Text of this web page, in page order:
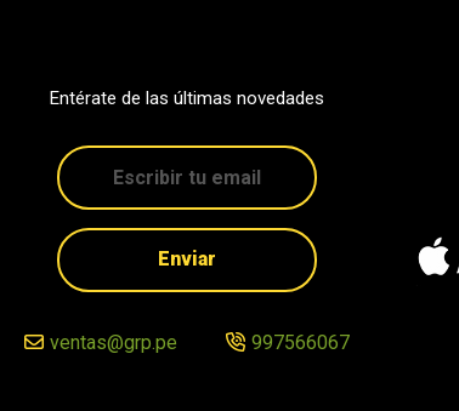
Entérate de las últimas novedades
Enviar
ventas@grp.pe 997566067